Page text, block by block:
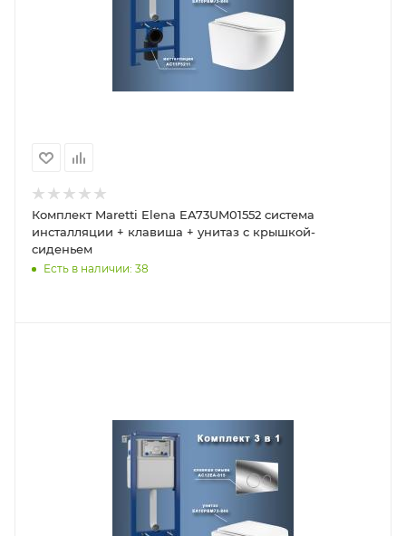
Комплект Maretti Elena EA73UM01552 система
инсталляции + клавиша + унитаз с крышкой-
сиденьем
Есть в наличии: 38